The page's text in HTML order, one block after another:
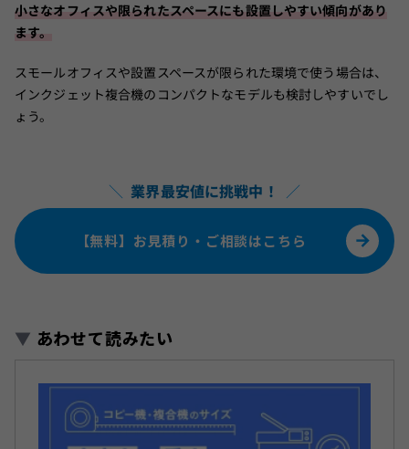
小さなオフィスや限られたスペースにも設置しやすい傾向があり
ます。
スモールオフィスや設置スペースが限られた環境で使う場合は、
インクジェット複合機のコンパクトなモデルも検討しやすいでし
ょう。
＼ 業界最安値に挑戦中！ ／
【無料】お見積り・ご相談はこちら
▼ あわせて読みたい